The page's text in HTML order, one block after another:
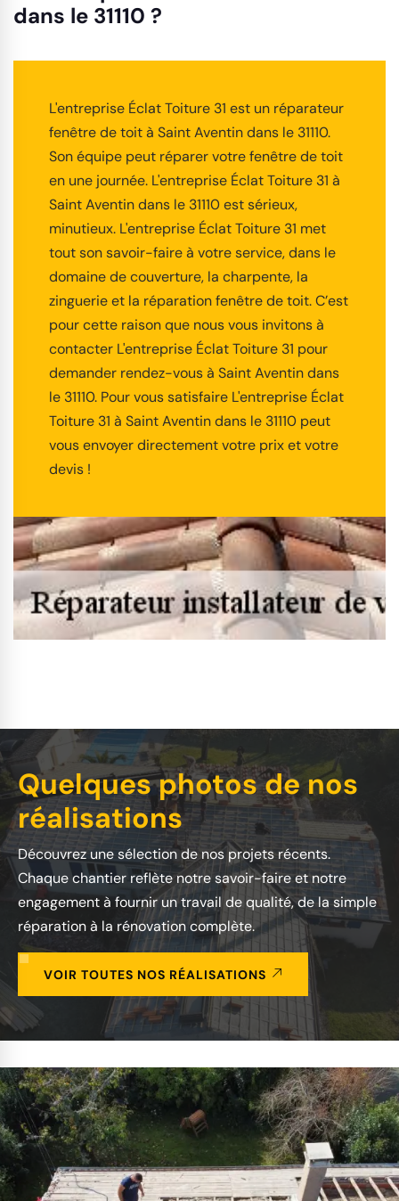
dans le 31110 ?
L'entreprise Éclat Toiture 31 est un réparateur
fenêtre de toit à Saint Aventin dans le 31110.
Son équipe peut réparer votre fenêtre de toit
en une journée. L'entreprise Éclat Toiture 31 à
Saint Aventin dans le 31110 est sérieux,
minutieux. L'entreprise Éclat Toiture 31 met
tout son savoir-faire à votre service, dans le
domaine de couverture, la charpente, la
zinguerie et la réparation fenêtre de toit. C’est
pour cette raison que nous vous invitons à
contacter L'entreprise Éclat Toiture 31 pour
demander rendez-vous à Saint Aventin dans
le 31110. Pour vous satisfaire L'entreprise Éclat
Toiture 31 à Saint Aventin dans le 31110 peut
vous envoyer directement votre prix et votre
devis !
Quelques photos de nos
réalisations
Découvrez une sélection de nos projets récents.
Chaque chantier reflète notre savoir-faire et notre
engagement à fournir un travail de qualité, de la simple
réparation à la rénovation complète.
VOIR TOUTES NOS RÉALISATIONS